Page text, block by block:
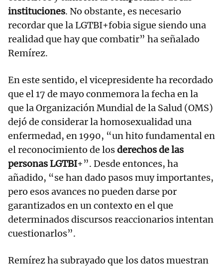
instituciones. No obstante, es necesario
recordar que la LGTBI+fobia sigue siendo una
realidad que hay que combatir” ha señalado
Remírez.
En este sentido, el vicepresidente ha recordado
que el 17 de mayo conmemora la fecha en la
que la Organización Mundial de la Salud (OMS)
dejó de considerar la homosexualidad una
enfermedad, en 1990, “un hito fundamental en
el reconocimiento de losderechos de las
personas LGTBI+”. Desde entonces, ha
añadido, “se han dado pasos muy importantes,
pero esos avances no pueden darse por
garantizados en un contexto en el que
determinados discursos reaccionarios intentan
cuestionarlos”.
Remírez ha subrayado que los datos muestran